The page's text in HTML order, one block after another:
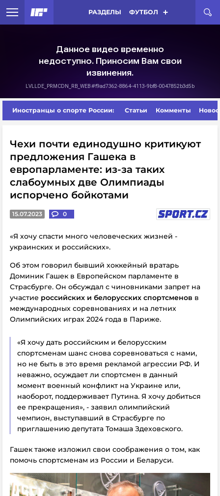
РАЗДЕЛЫ ФУТБОЛ
Иностранцы о спорте России: Статьи Комменты
Чехи почти единодушно критикуют
предложения Гашека в
европарламенте: из-за таких
слабоумных две Олимпиады
испорчено бойкотами
15.07.2023 0
«Я хочу спасти много человеческих жизней -
украинских и российских».
Об этом говорил бывший хоккейный вратарь
Доминик Гашек в Европейском парламенте в
Страсбурге. Он обсуждал с чиновниками запрет на
участие российских и белорусских спортсменов в
международных соревнованиях и на летних
Олимпийских играх 2024 года в Париже.
«Я хочу дать российским и белорусским
спортсменам шанс снова соревноваться с нами,
но не быть в это время рекламой агрессии РФ. И
неважно, осуждает ли спортсмен в данный
момент военный конфликт на Украине или,
наоборот, поддерживает Путина. Я хочу добиться
ее прекращения», - заявил олимпийский
чемпион, выступавший в Страсбурге по
приглашению депутата Томаша Здеховского.
Гашек также изложил свои соображения о том, как
помочь спортсменам из России и Беларуси.